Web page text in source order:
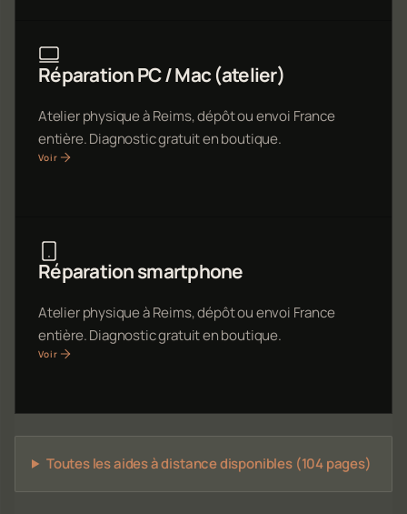
Réparation PC / Mac (atelier)
Atelier physique à Reims, dépôt ou envoi France
entière. Diagnostic gratuit en boutique.
Voir
Réparation smartphone
Atelier physique à Reims, dépôt ou envoi France
entière. Diagnostic gratuit en boutique.
Voir
Toutes les aides à distance disponibles (104 pages)